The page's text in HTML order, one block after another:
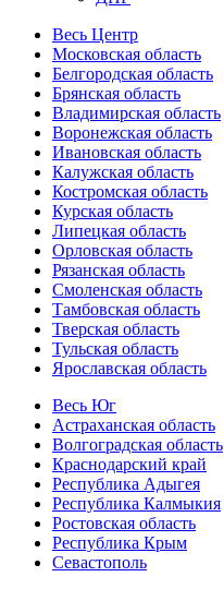
Весь Центр
Московская область
Белгородская область
Брянская область
Владимирская область
Воронежская область
Ивановская область
Калужская область
Костромская область
Курская область
Липецкая область
Орловская область
Рязанская область
Смоленская область
Тамбовская область
Тверская область
Тульская область
Ярославская область
Весь Юг
Астраханская область
Волгоградская область
Краснодарский край
Республика Адыгея
Республика Калмыкия
Ростовская область
Республика Крым
Севастополь